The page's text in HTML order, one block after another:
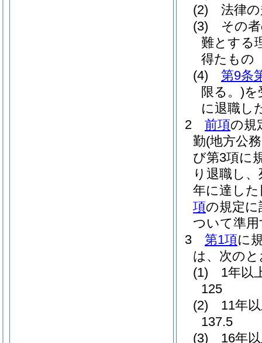
(2)
法律
(3)
その
難とする
得たもの
(4)
第9条
限る。)を
に退職し
2
前項の規
勤(地方公
び第3項に
り退職し、
年に達し
項の規定に
ついて準
3
第1項に
は、次の
(1)
1年以
125
(2)
11年
137.5
(3)
16年